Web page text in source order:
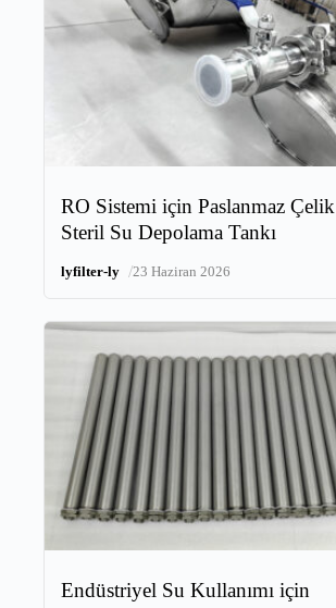
RO Sistemi için Paslanmaz Çelik
Steril Su Depolama Tankı
lyfilter-ly /23 Haziran 2026
Endüstriyel Su Kullanımı için